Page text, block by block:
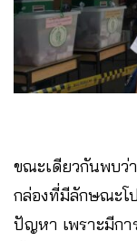
ขณะเดียวกันพบว่
กล่องที่มีลักษณะโ
ปัญหา เพราะมีก